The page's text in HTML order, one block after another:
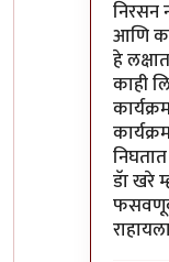
निरसन
आणि
हे
काही
डॅा खरे
फसवणूक